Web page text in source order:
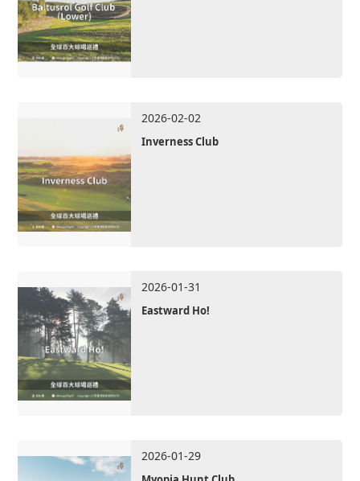
2026-02-02
Inverness Club
2026-01-31
Eastward Ho!
2026-01-29